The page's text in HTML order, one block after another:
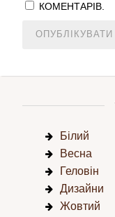
КОМЕНТАРІВ.
Білий
Весна
Геловін
Дизайни
Жовтий